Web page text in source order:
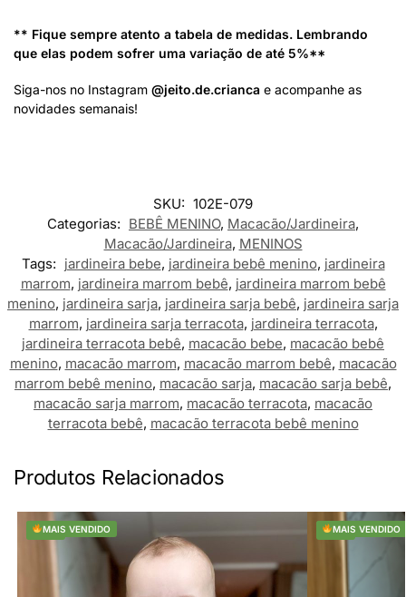
** Fique sempre atento a tabela de medidas. Lembrando
que elas podem sofrer uma variação de até 5%**
Siga-nos no Instagram @jeito.de.crianca e acompanhe as
novidades semanais!
SKU: 102E-079
Categorias: BEBÊ MENINO, Macacão/Jardineira,
Macacão/Jardineira, MENINOS
Tags: jardineira bebe, jardineira bebê menino, jardineira
marrom, jardineira marrom bebê, jardineira marrom bebê
menino, jardineira sarja, jardineira sarja bebê, jardineira sarja
marrom, jardineira sarja terracota, jardineira terracota,
jardineira terracota bebê, macacão bebe, macacão bebê
menino, macacão marrom, macacão marrom bebê, macacão
marrom bebê menino, macacão sarja, macacão sarja bebê,
macacão sarja marrom, macacão terracota, macacão
terracota bebê, macacão terracota bebê menino
Produtos Relacionados
-23%
MAIS VENDIDO -29%
MAIS VENDIDO